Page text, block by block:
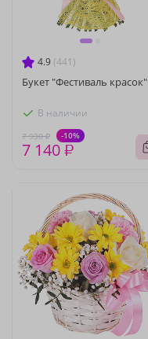
4.9 (441)
Букет "Фестиваль красок"
В наличии
7 930 ₽ -10%
7 140 ₽